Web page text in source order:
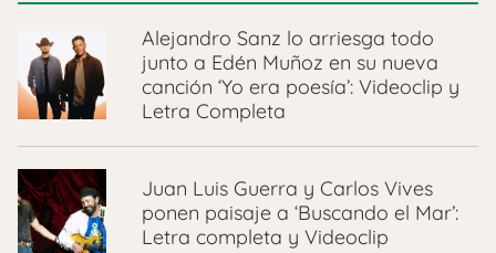
Alejandro Sanz lo arriesga todo
junto a Edén Muñoz en su nueva
canción ‘Yo era poesía’: Videoclip y
Letra Completa
Juan Luis Guerra y Carlos Vives
ponen paisaje a ‘Buscando el Mar’:
Letra completa y Videoclip